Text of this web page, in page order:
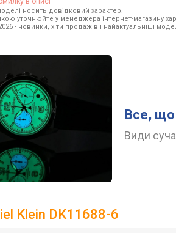
носить довідковий характер.
уточнюйте у менеджера інтернет-магазину
- новинки, хіти продажів і найактуальніші
Все, що
Види
Klein DK11688-6